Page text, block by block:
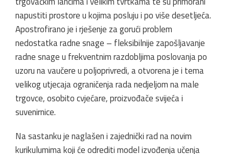
napustiti prostore u kojima posluju i po više desetljeća.
Apostrofirano je i rješenje za gorući problem
nedostatka radne snage – fleksibilnije zapošljavanje
radne snage u frekventnim razdobljima poslovanja po
uzoru na vaučere u poljoprivredi, a otvorena je i tema
velikog utjecaja ograničenja rada nedjeljom na male
trgovce, osobito cvjećare, proizvođače svijeća i
suvenirnice.
Na sastanku je naglašen i zajednički rad na novim
kurikulumima koji će odrediti model izvođenja učenja